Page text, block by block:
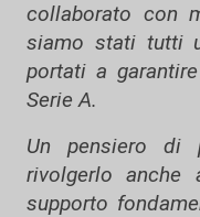
collaborato con
siamo stati tutti
portati a
Serie A.
Un pensiero di
rivolgerlo
supporto